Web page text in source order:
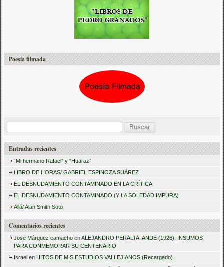
Poesía filmada
s
r
Entradas recientes
“Mi hermano Rafael” y “Huaraz”
LIBRO DE HORAS/ GABRIEL ESPINOZA SUÁREZ
EL DESNUDAMIENTO CONTAMINADO EN LA CRÍTICA
EL DESNUDAMIENTO CONTAMINADO (Y LA SOLEDAD IMPURA)
Allá/ Alan Smith Soto
Comentarios recientes
Jose Márquez camacho enALEJANDRO PERALTA, ANDE (1926). INSUMOS
PARA CONMEMORAR SU CENTENARIO
Israel en HITOS DE MIS ESTUDIOS VALLEJIANOS (Recargado)